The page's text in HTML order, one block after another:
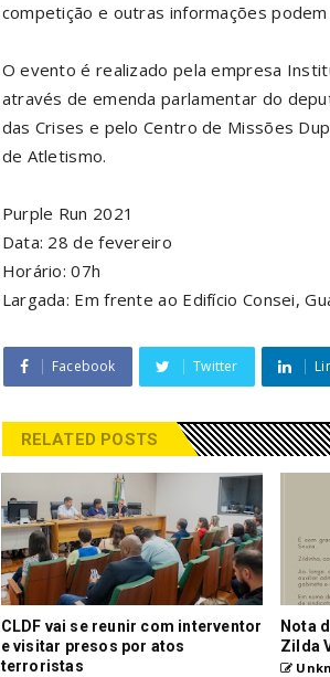
competição e outras informações
O evento é realizado pela empresa
através de emenda parlamentar do
das Crises e pelo Centro de Missões
de Atletismo.
Purple Run 2021
Data: 28 de fevereiro
Horário: 07h
Largada: Em frente ao Edifício Consei,
Facebook Twitter
RELATED POSTS
CLDF vai se reunir com interventor
e visitar presos por atos
terroristas
Nota
Zilda